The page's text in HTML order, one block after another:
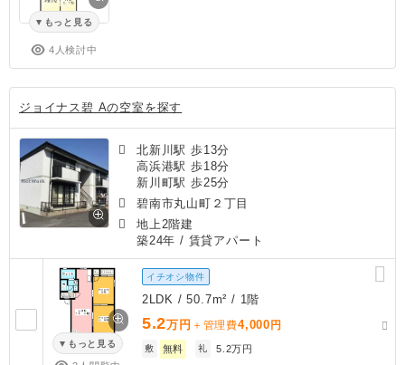
もっと見る
4人検討中
ジョイナス碧 Aの空室を探す
北新川駅 歩13分
高浜港駅 歩18分
新川町駅 歩25分
碧南市丸山町２丁目
地上2階建
築24年 / 賃貸アパート
もっと見る
イチオシ物件
2LDK / 50.7m² / 1階
5.2万円 ＋管理費4,000 円
敷 無料 礼 5.2万円